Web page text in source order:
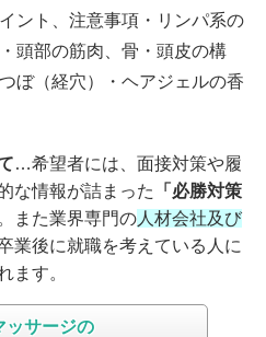
ント、注意事項・リンパ系の
頭部の筋肉、骨・頭皮の構
ぼ（経穴）・ヘアジェルの香
…希望者には、面接対策や履
な情報が詰まった
「必勝対策
また業界専門の 人材会社及び
業後に就職を考えている人に
ます。
ッサージの